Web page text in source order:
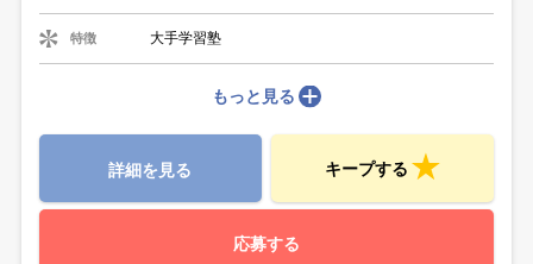
特徴 大手学習塾
もっと見る
詳細を見る キープする
応募する